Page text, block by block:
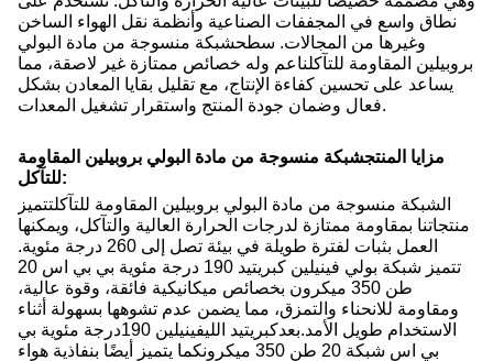
نطاق واسع في المجففات الصناعية وأنظمة نقل الهواء الساخن
وغيرها من المجالات. سطحشبكة منسوجة من مادة البولي
بروبيلين المقاومة للتآكلناعم وله خصائص ممتازة غير لاصقة، مما
يساعد على تحسين كفاءة الإنتاج، مع تقليل بقايا المعادن بشكل
فعال وضمان جودة المنتج واستقرار تشغيل المعدات.
مزايا المنتجشبكة منسوجة من مادة البولي بروبيلين المقاومة
للتآكل:
الشبكة منسوجة من مادة البولي بروبيلين المقاومة للتآكلتتميز
منتجاتنا بمقاومة ممتازة لدرجات الحرارة العالية والتآكل، ويمكنها
العمل بثبات لفترة طويلة في بيئة تصل إلى 260 درجة مئوية.
تتميز شبكة بولي فينيلين كبريتيد 190 درجة مئوية بي بي اس 20
طن 350 ميكرون بخصائص ميكانيكية فائقة، وقوة عالية،
ومقاومة للانحناء والتمزق، مما يضمن عدم تشوهها بسهولة أثناء
الاستخدام طويل الأمد.بعدكبريتيد الليفينيلين 190
درجة مئوية بي
بي اس شبكة 20 طن 350 ميكرون
كما يتميز أيضًا بنفاذية هواء